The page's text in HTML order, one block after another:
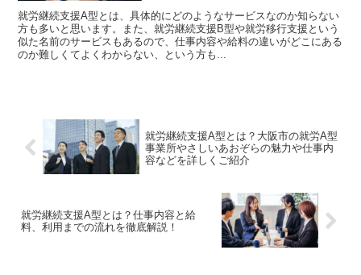
就労継続支援A型とは、具体的にどのようなサービスなのか知らない
方も多いと思います。また、就労継続支援B型や就労移行支援という
似た名前のサービスもあるので、仕事内容や給料の違いがどこにある
のか難しくてよくわからない、という方も...
就労継続支援A型とは？大阪市の就労A型
事業所やさしいあおぞらの魅力や仕事内
容などを詳しくご紹介
就労継続支援A型とは？仕事内容と給
料、利用までの流れを徹底解説！